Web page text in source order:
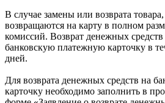
В случае замены или возврата
возвращаются на карту в полном
комиссий. Возврат денежных средств
банковскую платежную карточку в
дней.
Для возврата денежных средств на
карточку необходимо заполнить в